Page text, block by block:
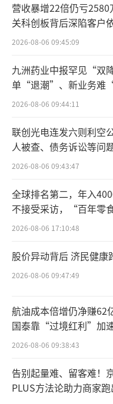
易价格1.54亿元。
天津天士力为
旗下全资子公司
通过，尚需提交股
辽宁天士力和
医药零售连锁。前
宁和天津，业务
省9个地市以及天
后者的销售主要集
32家。
2021年-2022
的营业收入分别
亿元，归母净利润
万元和358.63万
各期均接近或超过
上述同期，济
为163.63万元、
期末的资产负债率
营收暴增22倍仍亏
关科创板背后深陷客户
困局
2026-08-06 09:45:09
九洲药业中报罕见“双
单“退潮”、新业务难
难关待闯
2026-08-06 09:44:11
联创光电连发六则利空
人被查、债务诉讼等问
所曾出具“保留意见”
2026-08-06 09:43:47
全球排名第二，年入
不接受采访，“百年零
出水面？
2026-08-06 17:10:48
股价异动背后 济民健康
2026-08-06 09:47:49
航油成本倍增仍净赚62
国泰靠“过境红利”加
2026-08-06 09:38:43
告别起量难、留客难！
PLUS方法论助力商家